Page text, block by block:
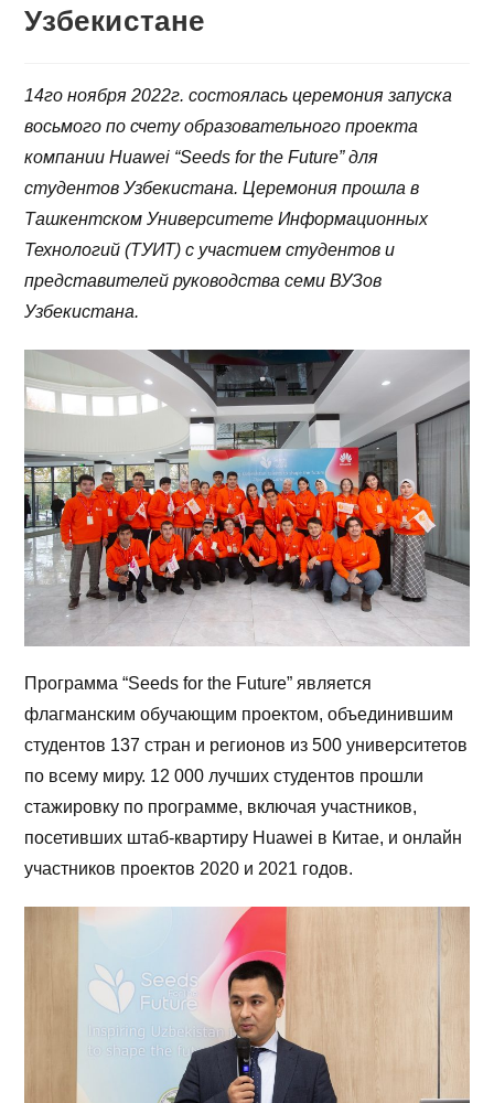
Узбекистане
14го ноября 2022г. состоялась церемония запуска
восьмого по счету образовательного проекта
компании Huawei “Seeds for the Future” для
студентов Узбекистана. Церемония прошла в
Ташкентском Университете Информационных
Технологий (ТУИТ) c участием студентов и
представителей руководства семи ВУЗов
Узбекистана.
Программа “Seeds for the Future” является
флагманским обучающим проектом, объединившим
студентов 137 стран и регионов из 500 университетов
по всему миру. 12 000 лучших студентов прошли
стажировку по программе, включая участников,
посетивших штаб-квартиру Huawei в Китае, и онлайн
участников проектов 2020 и 2021 годов.